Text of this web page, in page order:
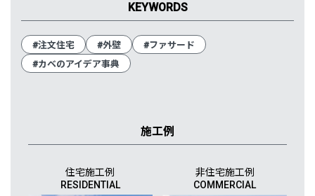
KEYWORDS
#注文住宅 #外壁
#ファサード
#カベのアイデア事典
施工例
住宅施工例
RESIDENTIAL
非住宅施工例
COMMERCIAL